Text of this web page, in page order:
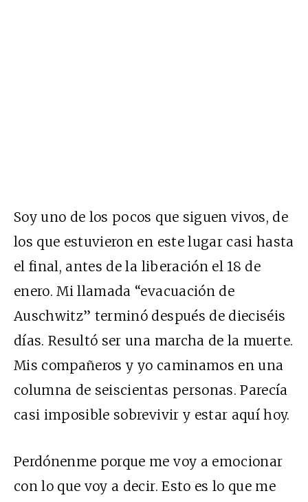
Soy uno de los pocos que siguen vivos, de
los que estuvieron en este lugar casi hasta
el final, antes de la liberación el 18 de
enero. Mi llamada “evacuación de
Auschwitz” terminó después de dieciséis
días. Resultó ser una marcha de la muerte.
Mis compañeros y yo caminamos en una
columna de seiscientas personas. Parecía
casi imposible sobrevivir y estar aquí hoy.
Perdónenme porque me voy a emocionar
con lo que voy a decir. Esto es lo que me